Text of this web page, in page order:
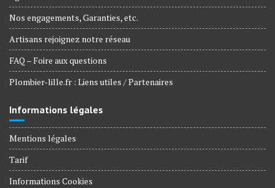
Nos engagements, Garanties, etc.
Artisans rejoignez notre réseau
FAQ – Foire aux questions
Plombier-lille.fr : Liens utiles / Partenaires
Informations légales
Mentions légales
Tarif
Informations Cookies